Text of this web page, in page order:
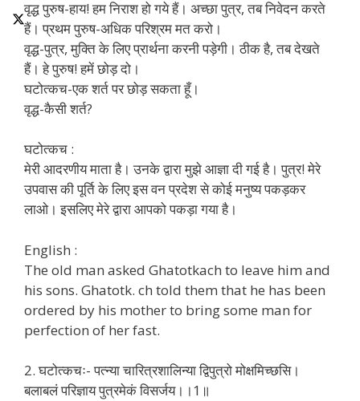
वृद्ध पुरुष-हाय! हम निराश हो गये हैं। अच्छा पुत्र, तब निवेदन करते
हैं। प्रथम पुरुष-अधिक परिश्रम मत करो।
वृद्ध-पुत्र, मुक्ति के लिए प्रार्थना करनी पड़ेगी। ठीक है, तब देखते
हैं। हे पुरुष! हमें छोड़ दो।
घटोत्कच-एक शर्त पर छोड़ सकता हूँ।
वृद्ध-कैसी शर्त?
घटोत्कच :
मेरी आदरणीय माता है। उनके द्वारा मुझे आज्ञा दी गई है। पुत्र! मेरे
उपवास की पूर्ति के लिए इस वन प्रदेश से कोई मनुष्य पकड़कर
लाओ। इसलिए मेरे द्वारा आपको पकड़ा गया है।
English :
The old man asked Ghatotkach to leave him and
his sons. Ghatotk. ch told them that he has been
ordered by his mother to bring some man for
perfection of her fast.
2. घटोत्कचः- पत्न्या चारित्रशालिन्या द्विपुत्रो मोक्षमिच्छसि।
बलाबलं परिज्ञाय पुत्रमेकं विसर्जय।।1॥